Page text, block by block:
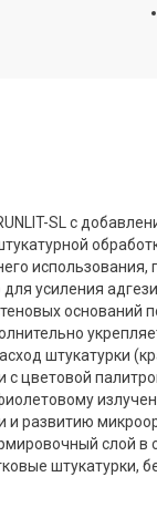
SL с
усиления
оснований
штукатурки
цветовой
и развитию
слой в
штукатурки,